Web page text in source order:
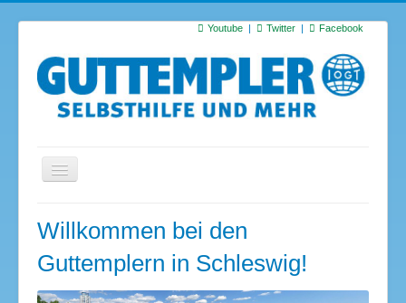
Youtube Twitter Facebook
Suchen
S
Willkommen bei den
Guttemplern in Schleswig!